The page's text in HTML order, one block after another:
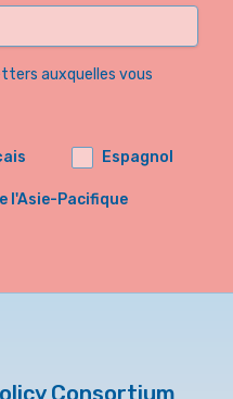
auxquelles vous
Espagnol
l'Asie-Pacifique
Consortium